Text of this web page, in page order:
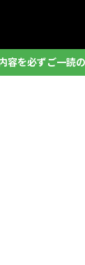
を必ずご一読の